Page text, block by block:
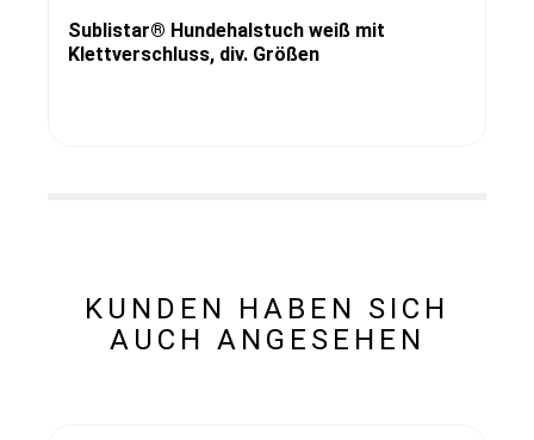
Sublistar® Hundehalstuch weiß mit
Klettverschluss, div. Größen
KUNDEN HABEN SICH
AUCH ANGESEHEN